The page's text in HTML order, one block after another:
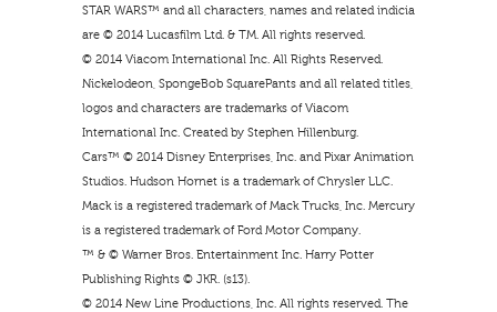
STAR WARS™ and all characters, names and related indicia
are © 2014 Lucasfilm Ltd. & TM. All rights reserved.
© 2014 Viacom International Inc. All Rights Reserved.
Nickelodeon, SpongeBob SquarePants and all related titles,
logos and characters are trademarks of Viacom
International Inc. Created by Stephen Hillenburg.
Cars™ © 2014 Disney Enterprises, Inc. and Pixar Animation
Studios. Hudson Hornet is a trademark of Chrysler LLC.
Mack is a registered trademark of Mack Trucks, Inc. Mercury
is a registered trademark of Ford Motor Company.
™ & © Warner Bros. Entertainment Inc. Harry Potter
Publishing Rights © JKR. (s13).
© 2014 New Line Productions, Inc. All rights reserved. The